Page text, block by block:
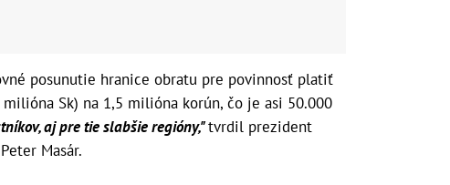
posunutie hranice obratu pre povinnosť platiť
Sk) na 1,5 milióna korún, čo je asi 50.000
aj pre tie slabšie regióny,"tvrdil prezident
Masár.